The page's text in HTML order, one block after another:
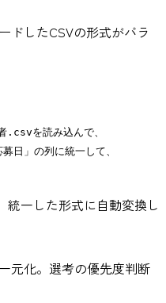
ドしたCSVの形式がバラ
を読み込んで、
日」の列に統一して、
一した形式に自動変換し
元化。選考の優先度判断